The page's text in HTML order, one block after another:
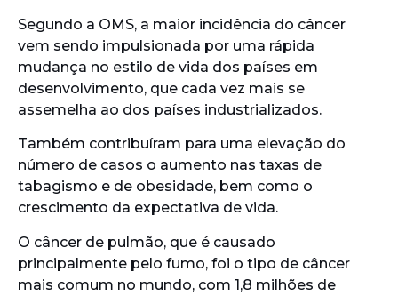
Segundo a OMS, a maior incidência do câncer
vem sendo impulsionada por uma rápida
mudança no estilo de vida dos países em
desenvolvimento, que cada vez mais se
assemelha ao dos países industrializados.
Também contribuíram para uma elevação do
número de casos o aumento nas taxas de
tabagismo e de obesidade, bem como o
crescimento da expectativa de vida.
O câncer de pulmão, que é causado
principalmente pelo fumo, foi o tipo de câncer
mais comum no mundo, com 1,8 milhões de